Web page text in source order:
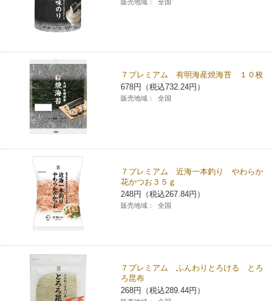
販売地域： 全国
７プレミアム 有明海産焼海苔 １０枚
678円（税込732.24円）
販売地域： 全国
７プレミアム 近海一本釣り やわらか
花かつお３５ｇ
248円（税込267.84円）
販売地域： 全国
７プレミアム ふんわりとろける とろ
ろ昆布
268円（税込289.44円）